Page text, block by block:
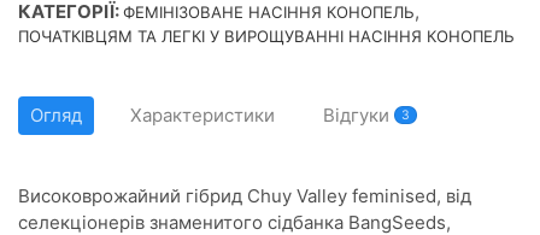
КАТЕГОРІЇ:ФЕМІНІЗОВАНЕ НАСІННЯ КОНОПЕЛЬ,
ПОЧАТКІВЦЯМ ТА ЛЕГКІ У ВИРОЩУВАННІ НАСІННЯ КОНОПЕЛЬ
Огляд Характеристики Відгуки 3
Високоврожайний гібрид Chuy Valley feminised, від
селекціонерів знаменитого сідбанка BangSeeds,